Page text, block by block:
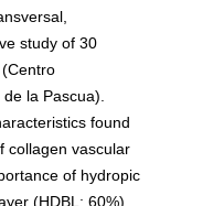
study of 30
la Pascua).
found
collagen vascular
of hydropic
(HDBL; 60%)